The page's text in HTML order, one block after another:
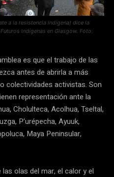
a la resistencia indígena) dice la
Indígenas en Glasgow. Foto:
es que el trabajo de las
antes de abrirla a más
colectividades activistas. Son
representación ante la
Cholulteca, Acolhua, Tseltal,
P’urépecha, Ayuuk,
Maya Peninsular,
olas del mar, el calor y el